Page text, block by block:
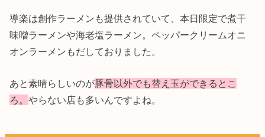
導楽は創作ラーメンも提供されていて、本日限定で煮干
味噌ラーメンや海老塩ラーメン。ペッパークリームオニ
オンラーメンもだしておりました。
あと素晴らしいのが豚骨以外でも替え玉ができるとこ
ろ 。やらない店も多いんですよね。